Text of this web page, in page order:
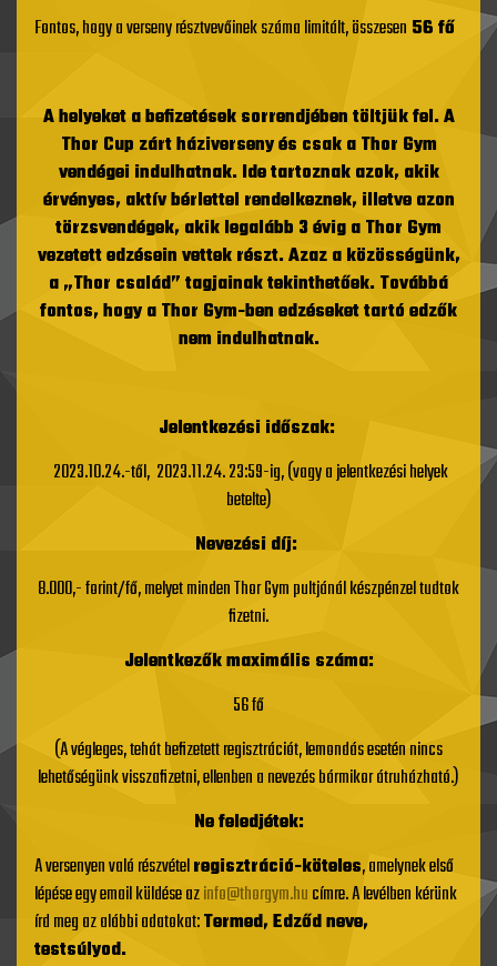
Fontos, hogy a verseny résztvevőinek száma limitált, összesen 56 fő
A helyeket a befizetések sorrendjében töltjük fel. A
Thor Cup zárt háziverseny és csak a Thor Gym
vendégei indulhatnak. Ide tartoznak azok, akik
érvényes, aktív bérlettel rendelkeznek, illetve azon
törzsvendégek, akik legalább 3 évig a Thor Gym
vezetett edzésein vettek részt. Azaz a közösségünk,
a „Thor család” tagjainak tekinthetőek. Továbbá
fontos, hogy a Thor Gym-ben edzéseket tartó edzők
nem indulhatnak.
Jelentkezési időszak:
2023.10.24.-től, 2023.11.24. 23:59-ig, (vagy a jelentkezési helyek
betelte)
Nevezési díj:
8.000,- forint/fő, melyet minden Thor Gym pultjánál készpénzel tudtok
fizetni.
Jelentkezők maximális száma:
56 fő
(A végleges, tehát befizetett regisztrációt, lemondás esetén nincs
lehetőségünk visszafizetni, ellenben a nevezés bármikor átruházható.)
Ne feledjétek:
A versenyen való részvételregisztráció-köteles, amelynek első
lépése egy email küldése azinfo@thorgym.hucímre. A levélben kérünk
írd meg az alábbi adatokat:Termed, Edződ neve,
testsúlyod.